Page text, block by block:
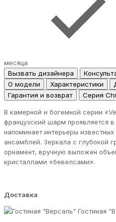
месяца
Вызвать дизайнера
О модели
Характеристики
Гарантия и возврат
Серия
В камерной и богемной серии
французский шарм проявляется
напоминает интерьеры
ансамблей. Зеркала с глубокой
орнамент, вручную выложен
кристаллами «бевелсами».
Доставка
Гостиная